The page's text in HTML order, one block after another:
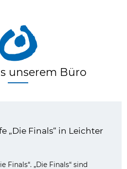
unserem Büro
„Die Finals“ in Leichter
Finals“. „Die Finals“ sind